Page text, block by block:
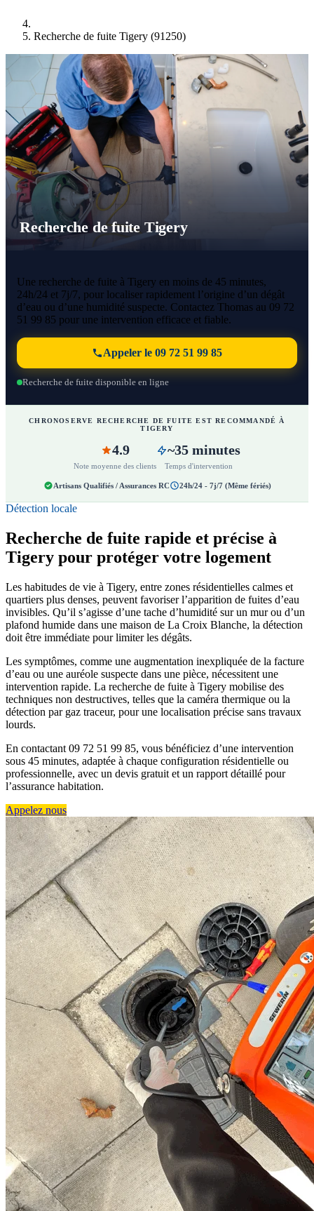
Recherche de fuite Tigery (91250)
Recherche de fuite Tigery
Une recherche de fuite à Tigery en moins de 45 minutes,
24h/24 et 7j/7, pour localiser rapidement l’origine d’un dégât
d’eau ou d’une humidité suspecte. Contactez Thomas au 09 72
51 99 85 pour une intervention efficace et fiable.
Appeler le 09 72 51 99 85
Recherche de fuite disponible en ligne
CHRONOSERVE RECHERCHE DE FUITE EST RECOMMANDÉ À
TIGERY
4.9
Note moyenne des clients
~35 minutes
Temps d'intervention
Artisans Qualifiés / Assurances RC 24h/24 - 7j/7 (Même fériés)
Détection locale
Recherche de fuite rapide et précise à
Tigery pour protéger votre logement
Les habitudes de vie à Tigery, entre zones résidentielles calmes et
quartiers plus denses, peuvent favoriser l’apparition de fuites d’eau
invisibles. Qu’il s’agisse d’une tache d’humidité sur un mur ou d’un
plafond humide dans une maison de La Croix Blanche, la détection
doit être immédiate pour limiter les dégâts.
Les symptômes, comme une augmentation inexpliquée de la facture
d’eau ou une auréole suspecte dans une pièce, nécessitent une
intervention rapide. La recherche de fuite à Tigery mobilise des
techniques non destructives, telles que la caméra thermique ou la
détection par gaz traceur, pour une localisation précise sans travaux
lourds.
En contactant 09 72 51 99 85, vous bénéficiez d’une intervention
sous 45 minutes, adaptée à chaque configuration résidentielle ou
professionnelle, avec un devis gratuit et un rapport détaillé pour
l’assurance habitation.
Appelez nous